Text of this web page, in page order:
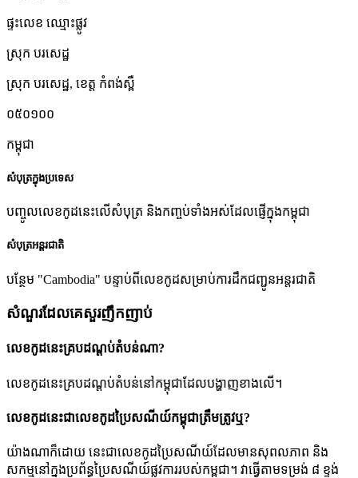
ផ្ទះលេខ ឈ្មោះផ្លូវ
ស្រុក បរសេដ្ឋ
ស្រុក បរសេដ្ឋ, ខេត្ត កំពង់ស្ពឺ
០៥០១០០
កម្ពុជា
សំបុត្រក្នុងប្រទេស
បញ្ចូលលេខកូដនេះលើសំបុត្រ និងកញ្ចប់ទាំងអស់ដែលផ្ញើក្នុងកម្ពុជា
សំបុត្រអន្តរជាតិ
បន្ថែម "Cambodia" បន្ទាប់ពីលេខកូដសម្រាប់ការដឹកជញ្ជូនអន្តរជាតិ
សំណួរដែលគេសួរញឹកញាប់
លេខកូដនេះគ្របដណ្តប់តំបន់ណា?
លេខកូដនេះគ្របដណ្តប់តំបន់នៅកម្ពុជាដែលបង្ហាញខាងលើ។
លេខកូដនេះជាលេខកូដប្រៃសណីយ៍កម្ពុជាត្រឹមត្រូវឬ?
យ៉ាងណាក៏ដោយ នេះជាលេខកូដប្រៃសណីយ៍ដែលមានសុពលភាព និង
សកម្មនៅក្នុងប្រព័ន្ធប្រៃសណីយ៍ផ្លូវការរបស់កម្ពុជា។ វាធ្វើតាមទម្រង់ ៨ ខ្ទង់